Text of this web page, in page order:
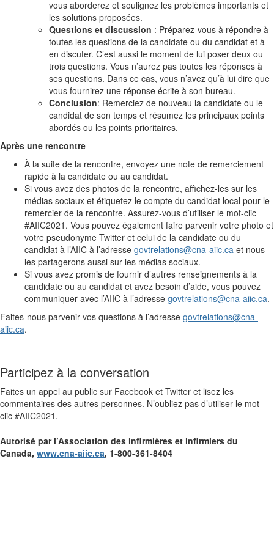
vous aborderez et soulignez les problèmes importants et
les solutions proposées.
Questions et discussion : Préparez-vous à répondre à
toutes les questions de la candidate ou du candidat et à
en discuter. C’est aussi le moment de lui poser deux ou
trois questions. Vous n’aurez pas toutes les réponses à
ses questions. Dans ce cas, vous n’avez qu’à lui dire que
vous fournirez une réponse écrite à son bureau.
Conclusion: Remerciez de nouveau la candidate ou le
candidat de son temps et résumez les principaux points
abordés ou les points prioritaires.
Après une rencontre
À la suite de la rencontre, envoyez une note de remerciement
rapide à la candidate ou au candidat.
Si vous avez des photos de la rencontre, affichez-les sur les
médias sociaux et étiquetez le compte du candidat local pour le
remercier de la rencontre. Assurez-vous d’utiliser le mot-clic
#AIIC2021. Vous pouvez également faire parvenir votre photo et
votre pseudonyme Twitter et celui de la candidate ou du
candidat à l’AIIC à l’adresse govtrelations@cna-aiic.ca et nous
les partagerons aussi sur les médias sociaux.
Si vous avez promis de fournir d’autres renseignements à la
candidate ou au candidat et avez besoin d’aide, vous pouvez
communiquer avec l’AIIC à l’adresse govtrelations@cna-aiic.ca.
Faites-nous parvenir vos questions à l’adresse govtrelations@cna-
aiic.ca.
Participez à la conversation
Faites un appel au public sur Facebook et Twitter et lisez les
commentaires des autres personnes. N’oubliez pas d’utiliser le mot-
clic #AIIC2021.
Autorisé par l’Association des infirmières et infirmiers du
Canada, www.cna-aiic.ca, 1-800-361-8404